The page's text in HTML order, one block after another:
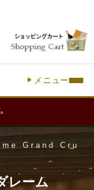
メニュー
Grand Cru
レーム